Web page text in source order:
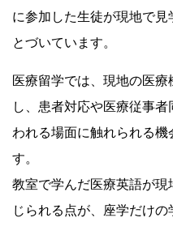
に参加した生徒が現地で
とづいています。
医療留学では、現地の医
し、患者対応や医療従事
われる場面に触れられる機
す。
教室で学んだ医療英語が
じられる点が、座学だけの